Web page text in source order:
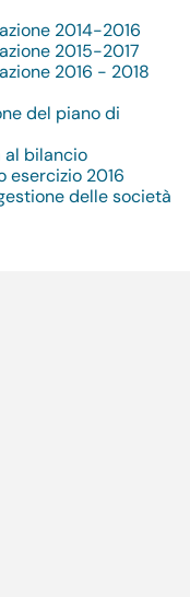
2014-2016
2015-2017
2016 - 2018
del piano di
al bilancio
esercizio 2016
delle società